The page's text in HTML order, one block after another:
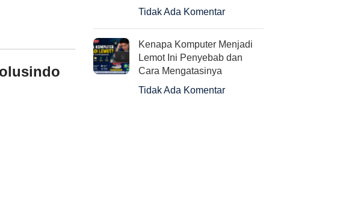
Tidak Ada Komentar
Kenapa Komputer Menjadi
Lemot Ini Penyebab dan
Cara Mengatasinya
Tidak Ada Komentar